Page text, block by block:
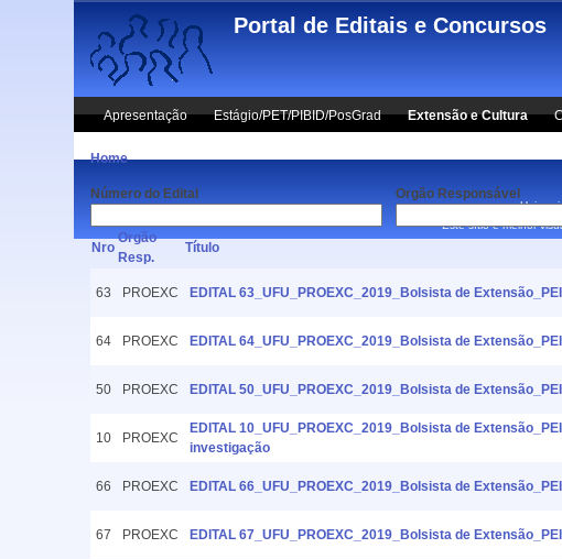
Skip to main content
Portal de Editais e Concursos
Apresentação Estágio/PET/PIBID/PosGrad Extensão e Cultura
Home
Número do Edital Orgão Responsável
Nro
Orgão
Resp.
Título
63 PROEXC EDITAL 63_UFU_PROEXC_2019_Bolsista de
64 PROEXC EDITAL 64_UFU_PROEXC_2019_Bolsista de
50 PROEXC EDITAL 50_UFU_PROEXC_2019_Bolsista de
10 PROEXC
EDITAL 10_UFU_PROEXC_2019_Bolsista de
investigação
66 PROEXC EDITAL 66_UFU_PROEXC_2019_Bolsista de
67 PROEXC EDITAL 67_UFU_PROEXC_2019_Bolsista de
Este sítio é melhor